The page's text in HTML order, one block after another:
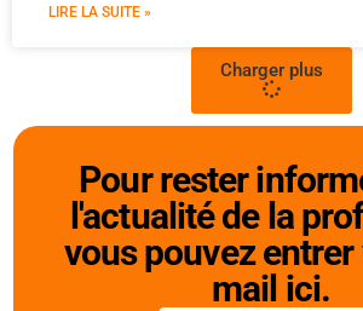
LIRE LA SUITE »
Charger plus
Pour rester
l'actualité de la
vous pouvez entrer
mail ici.